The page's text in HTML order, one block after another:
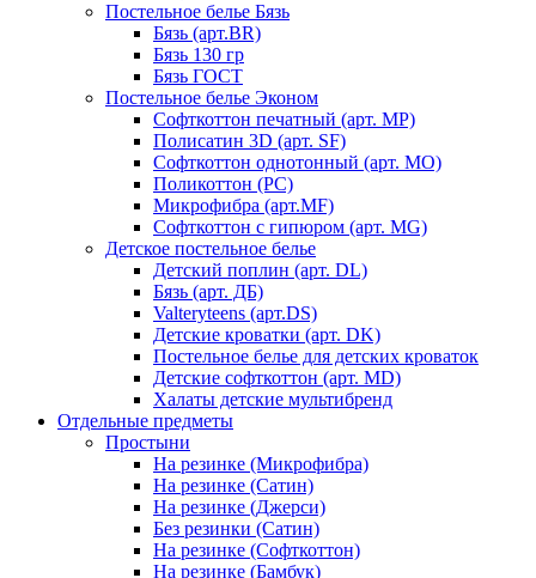
Постельное белье Бязь
Бязь (арт.BR)
Бязь 130 гр
Бязь ГОСТ
Постельное белье Эконом
Софткоттон печатный (арт. MР)
Полисатин 3D (арт. SF)
Софткоттон однотонный (арт. MO)
Поликоттон (PC)
Микрофибра (арт.MF)
Софткоттон с гипюром (арт. MG)
Детское постельное белье
Детский поплин (арт. DL)
Бязь (арт. ДБ)
Valteryteens (арт.DS)
Детские кроватки (арт. DK)
Постельное белье для детских кроваток
Детские софткоттон (арт. MD)
Халаты детские мультибренд
Отдельные предметы
Простыни
На резинке (Микрофибра)
На резинке (Сатин)
На резинке (Джерси)
Без резинки (Сатин)
На резинке (Софткоттон)
На резинке (Бамбук)